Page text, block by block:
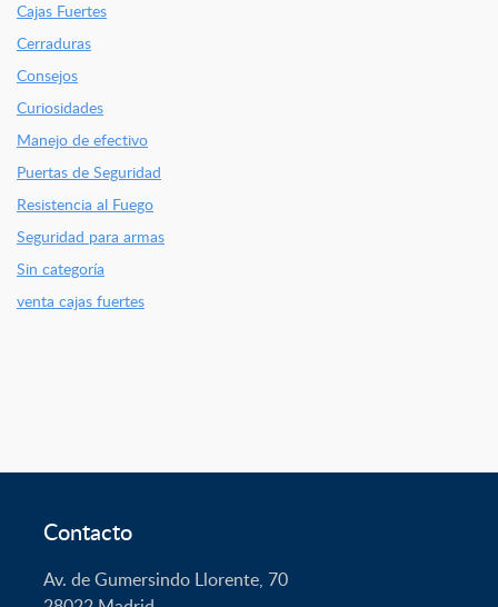
Cajas Fuertes
Cerraduras
Consejos
Curiosidades
Manejo de efectivo
Puertas de Seguridad
Resistencia al Fuego
Seguridad para armas
Sin categoría
venta cajas fuertes
Contacto
Av. de Gumersindo Llorente, 70